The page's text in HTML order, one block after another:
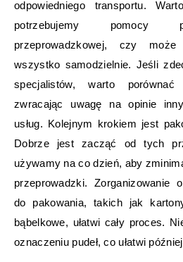
odpowiedniego transportu.
potrzebujemy pomocy
przeprowadzkowej, czy
wszystko samodzielnie. Jeśli
specjalistów, warto
zwracając uwagę na opinie
usług. Kolejnym krokiem jest
Dobrze jest zacząć od tych
używamy na co dzień, aby
przeprowadzki. Zorganizowanie
do pakowania, takich jak
bąbelkowe, ułatwi cały proces.
oznaczeniu pudeł, co ułatwi